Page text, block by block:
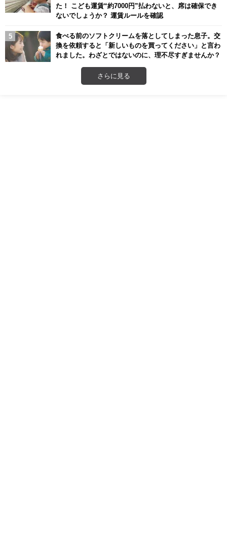
た！ こども運賃“約7000円”払わないと、席は確保でき
ないでしょうか？ 運賃ルールを確認
食べる前のソフトクリームを落としてしまった息子。交
換を依頼すると「新しいものを買ってください」と言わ
れました。わざとではないのに、理不尽すぎませんか？
さらに見る